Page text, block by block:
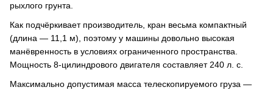
рыхлого грунта.
Как подчёркивает производитель, кран весьма компактный
(длина — 11,1 м), поэтому у машины довольно высокая
манёвренность в условиях ограниченного пространства.
Мощность 8-цилиндрового двигателя составляет 240 л. с.
Максимально допустимая масса телескопируемого груза —